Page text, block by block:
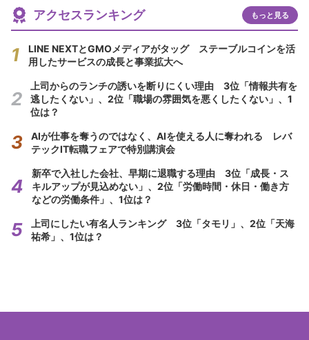
アクセスランキング もっと見る
LINE NEXTとGMOメディアがタッグ ステーブルコインを活
用したサービスの成長と事業拡大へ
上司からのランチの誘いを断りにくい理由 3位「情報共有を
逃したくない」、2位「職場の雰囲気を悪くしたくない」、1
位は？
AIが仕事を奪うのではなく、AIを使える人に奪われる レバ
テックIT転職フェアで特別講演会
新卒で入社した会社、早期に退職する理由 3位「成長・ス
キルアップが見込めない」、2位「労働時間・休日・働き方
などの労働条件」、1位は？
上司にしたい有名人ランキング 3位「タモリ」、2位「天海
祐希」、1位は？